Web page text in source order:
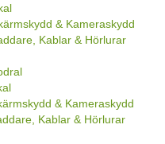
& Kameraskydd
Kablar & Hörlurar
& Kameraskydd
Kablar & Hörlurar